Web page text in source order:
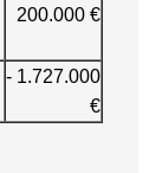
200.000 €
- 1.727.000
€